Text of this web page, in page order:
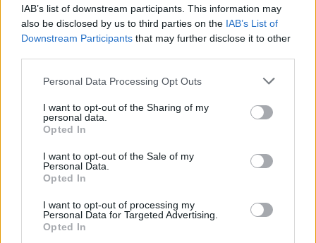
IAB’s list of downstream participants. This information may
also be disclosed by us to third parties on the IAB’s List of
Downstream Participants that may further disclose it to other
Please note that this website/app uses one or more Google
not limited to your visit or usage behaviour. You may click to
grant or deny consent to Google and its third-party tags to
use your data for below specified purposes in below Google
consent section.
Personal Data Processing Opt Outs
I want to opt-out of the Sharing of my
personal data.
Opted In
I want to opt-out of the Sale of my
Personal Data.
Opted In
I want to opt-out of processing my
Personal Data for Targeted Advertising.
Opted In
AUTORE